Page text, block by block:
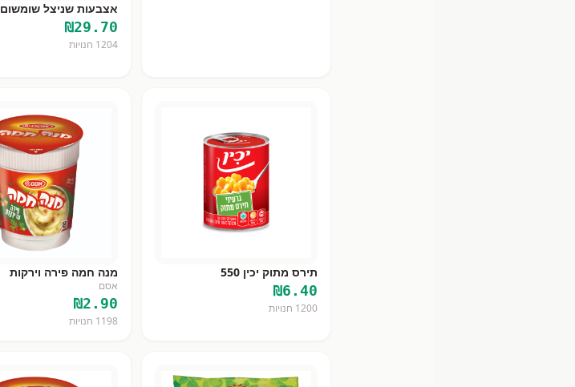
אצבעות שניצל שומשום
₪29.70
1204 חנויות
תירס מתוק יכין 550
₪6.40
1200 חנויות
מנה חמה פירה וירקות
אסם
₪2.90
1198 חנויות